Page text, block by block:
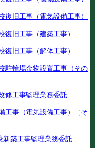
復旧工事（電気設備工事）
復旧工事（建築工事）
復旧工事（解体工事）
駐輪場金物設置工事（その
修工事監理業務委託
工事（電気設備工事）（そ
新築工事監理業務委託